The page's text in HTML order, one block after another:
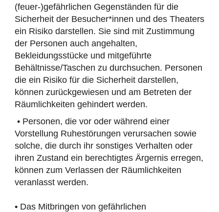
(feuer-)gefährlichen Gegenständen für die
Sicherheit der Besucher*innen und des Theaters
ein Risiko darstellen. Sie sind mit Zustimmung
der Personen auch angehalten,
Bekleidungsstücke und mitgeführte
Behältnisse/Taschen zu durchsuchen. Personen
die ein Risiko für die Sicherheit darstellen,
können zurückgewiesen und am Betreten der
Räumlichkeiten gehindert werden.
• Personen, die vor oder während einer
Vorstellung Ruhestörungen verursachen sowie
solche, die durch ihr sonstiges Verhalten oder
ihren Zustand ein berechtigtes Ärgernis erregen,
können zum Verlassen der Räumlichkeiten
veranlasst werden.
• Das Mitbringen von gefährlichen